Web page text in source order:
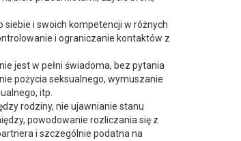
i swoich kompetencji w różnych
i ograniczanie kontaktów z
jest w pełni świadoma, bez pytania
pożycia seksualnego, wymuszanie
itp.
rodziny, nie ujawnianie stanu
powodowanie rozliczania się z
i szczególnie podatna na